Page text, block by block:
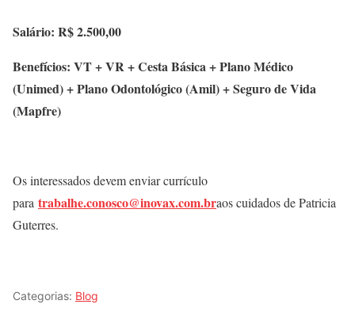
Salário: R$ 2.500,00
Benefícios: VT + VR + Cesta Básica + Plano Médico
(Unimed) + Plano Odontológico (Amil) + Seguro de Vida
(Mapfre)
Os interessados devem enviar currículo
para trabalhe.conosco@inovax.com.braos cuidados de Patricia
Guterres.
Categorias: Blog